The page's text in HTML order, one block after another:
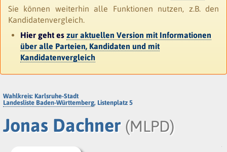
Sie können weiterhin alle Funktionen nutzen, z.B. den
Kandidatenvergleich.
Hier geht es zur aktuellen Version mit Informationen
über alle Parteien, Kandidaten und mit
Kandidatenvergleich
Wahlkreis: Karlsruhe-Stadt
Landesliste Baden-Württemberg, Listenplatz 5
Jonas Dachner (MLPD)